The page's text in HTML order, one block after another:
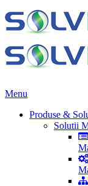
Menu
Produse &
Solutii